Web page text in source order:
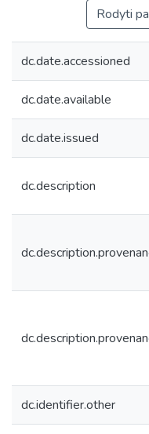
Rodyti
dc.date.accessioned
dc.date.available
dc.date.issued
dc.description
dc.identifier.other